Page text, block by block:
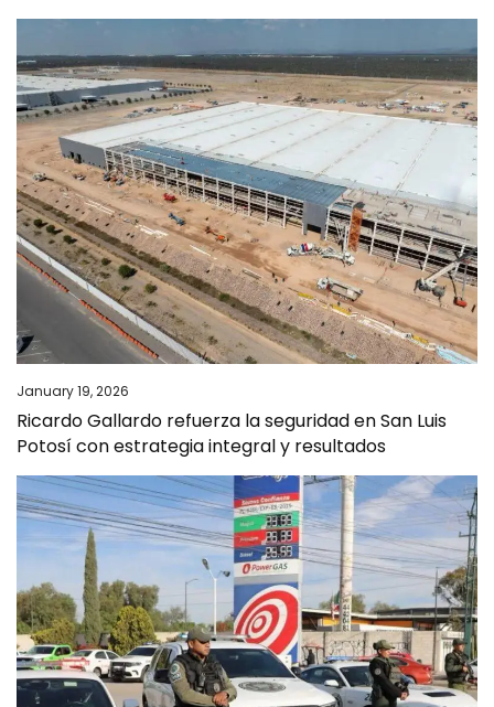
January 19, 2026
Ricardo Gallardo refuerza la seguridad en San Luis
Potosí con estrategia integral y resultados